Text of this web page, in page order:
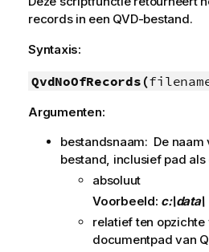
records in een QVD-bestand.
Syntaxis:
QvdNoOfRecords(
Argumenten:
bestandsnaam: De naam
bestand, inclusief pad als
absoluut
Voorbeeld: c:\data\
relatief ten opzichte
documentpad van